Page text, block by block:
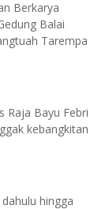
Berkarya
Balai
Tarempa
Raja Bayu Febri
kebangkitan
hingga